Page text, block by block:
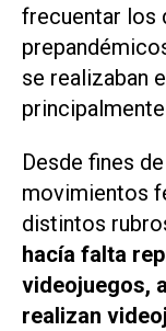
frecuentar los
se realizaban
Desde fines
movimientos
distintos
hacía falta
videojuegos,
realizan